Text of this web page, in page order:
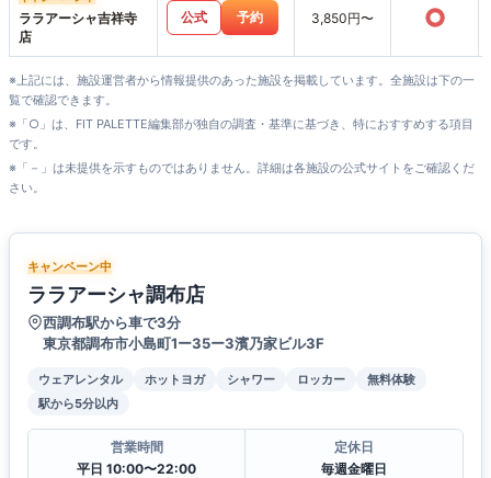
ララアーシャ吉祥寺
店
公式 予約 3,850円〜 ○
※上記には、施設運営者から情報提供のあった施設を掲載しています。全施設は下の一
覧で確認できます。
※「○」は、FIT PALETTE編集部が独自の調査・基準に基づき、特におすすめする項目
です。
※「－」は未提供を示すものではありません。詳細は各施設の公式サイトをご確認くだ
さい。
キャンペーン中
ララアーシャ調布店
西調布駅から車で3分
東京都調布市小島町1ー35ー3濱乃家ビル3F
ウェアレンタル ホットヨガ シャワー ロッカー
無料体験
駅から5分以内
営業時間
平日 10:00〜22:00
定休日
毎週金曜日